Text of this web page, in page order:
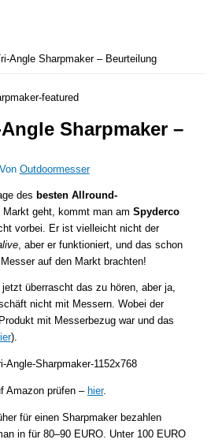
Angle Sharpmaker – Beurteilung
Sharpmaker –
Outdoormesser
des besten Allround-
geht, kommt man am Spyderco
vorbei. Er ist vielleicht nicht der
, aber er funktioniert, und das schon
auf den Markt brachten!
überrascht das zu hören, aber ja,
nicht mit Messern. Wobei der
mit Messerbezug war und das
).
Amazon prüfen – hier.
für einen Sharpmaker bezahlen
in für 80–90 EURO. Unter 100 EURO